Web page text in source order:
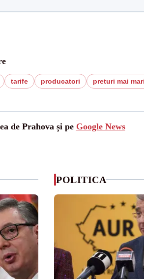
tarife producatori preturi mai mari
de Prahova și pe Google News
POLITICA